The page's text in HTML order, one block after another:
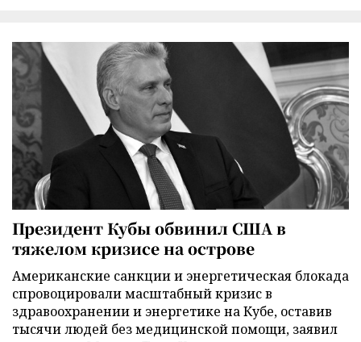
Президент Кубы обвинил США в
тяжелом кризисе на острове
Американские санкции и энергетическая блокада
спровоцировали масштабный кризис в
здравоохранении и энергетике на Кубе, оставив
тысячи людей без медицинской помощи, заявил